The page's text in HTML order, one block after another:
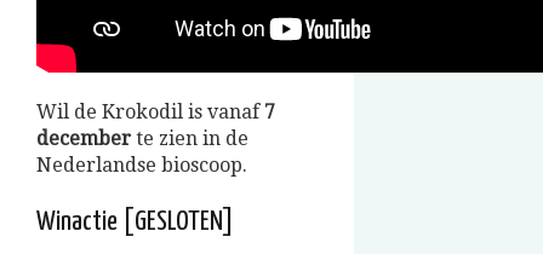
Wil de Krokodil is vanaf 7
december te zien in de
Nederlandse bioscoop.
Winactie [GESLOTEN]